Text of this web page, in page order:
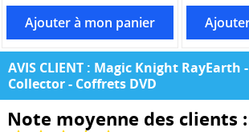
AVIS CLIENT : Magic Knight RayEarth
Collector - Coffrets DVD
Note moyenne des clients :